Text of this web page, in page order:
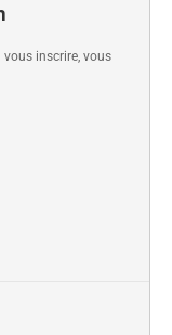
inscrire, vous